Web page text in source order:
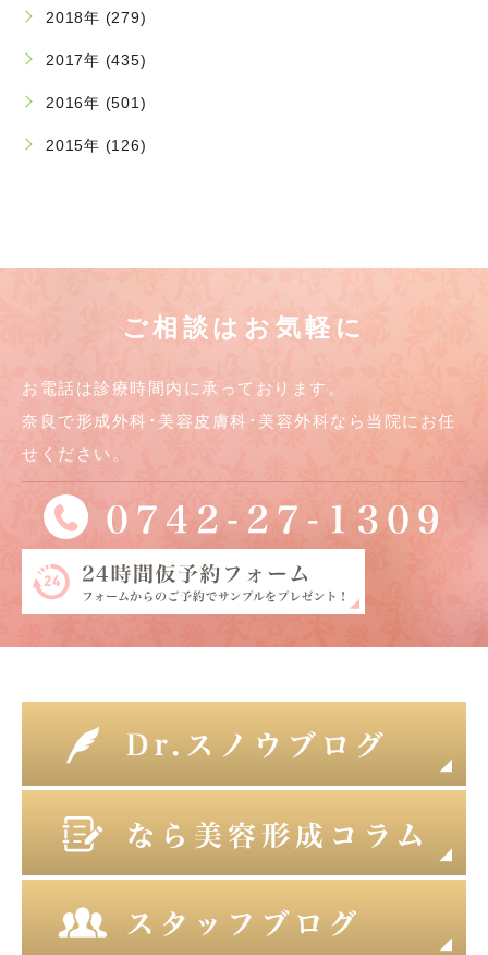
2018年 (279)
2017年 (435)
2016年 (501)
2015年 (126)
ご相談はお気軽に
お電話は診療時間内に承っております。
奈良で形成外科･美容皮膚科･美容外科なら当院にお任
せください。